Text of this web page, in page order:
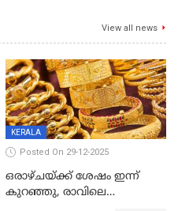
View all news
KERALA
Posted On 29-12-2025
ഒരാഴ്ചയ്ക്ക് ശേഷം ഇന്ന്
കുറഞ്ഞു, രാവിലെ